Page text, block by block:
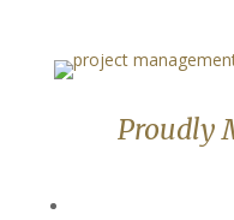
Proudly